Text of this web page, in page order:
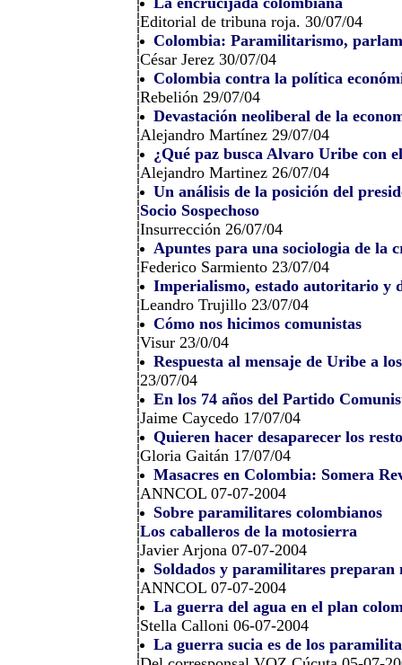
Editorial de tribuna roja. 30/07/04
Colombia: Paramilitarismo,
César Jerez 30/07/04
Colombia contra la política
Rebelión 29/07/04
Devastación neoliberal de la
Alejandro Martínez 29/07/04
¿Qué paz busca Alvaro Uribe con
Alejandro Martinez 26/07/04
Un análisis de la posición del
Socio Sospechoso
Insurrección 26/07/04
Apuntes para una sociologia de la
Federico Sarmiento 23/07/04
Imperialismo, estado autoritario y
Leandro Trujillo 23/07/04
Cómo nos hicimos comunistas
Visur 23/0/04
Respuesta al mensaje de Uribe a
23/07/04
En los 74 años del Partido
Jaime Caycedo 17/07/04
Quieren hacer desaparecer los
Gloria Gaitán 17/07/04
Masacres en Colombia: Somera
ANNCOL 07-07-2004
Sobre paramilitares colombianos
Los caballeros de la motosierra
Javier Arjona 07-07-2004
Soldados y paramilitares preparan
ANNCOL 07-07-2004
La guerra del agua en el plan
Stella Calloni 06-07-2004
La guerra sucia es de los